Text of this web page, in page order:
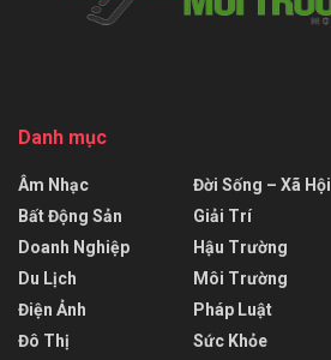
Danh mục
Âm Nhạc
Bất Động Sản
Doanh Nghiệp
Du Lịch
Điện Ảnh
Đô Thị
Đời Sống – Xã Hội
Giải Trí
Hậu Trường
Môi Trường
Pháp Luật
Sức Khỏe